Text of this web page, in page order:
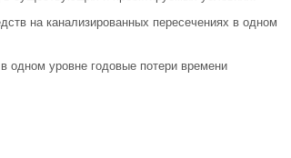
на канализированных пересечениях в одном
одном уровне годовые потери времени